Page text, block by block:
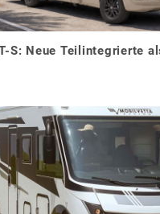
S: Neue Teilintegrierte